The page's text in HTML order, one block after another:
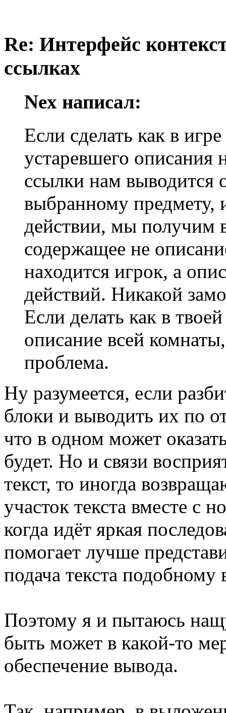
Re: Интерфейс
ссылках
Nex написал:
Если сделать как в
устаревшего описания
ссылки нам выводится
выбранному предмету,
действии, мы получим
содержащее не
находится игрок, а
действий. Никакой
Если делать как в
описание всей
проблема.
Ну разумеется, если
блоки и выводить их по
что в одном может
будет. Но и связи
текст, то иногда
участок текста вместе с
когда идёт яркая
помогает лучше
подача текста
Поэтому я и пытаюсь
быть может в какой-то
обеспечение вывода.